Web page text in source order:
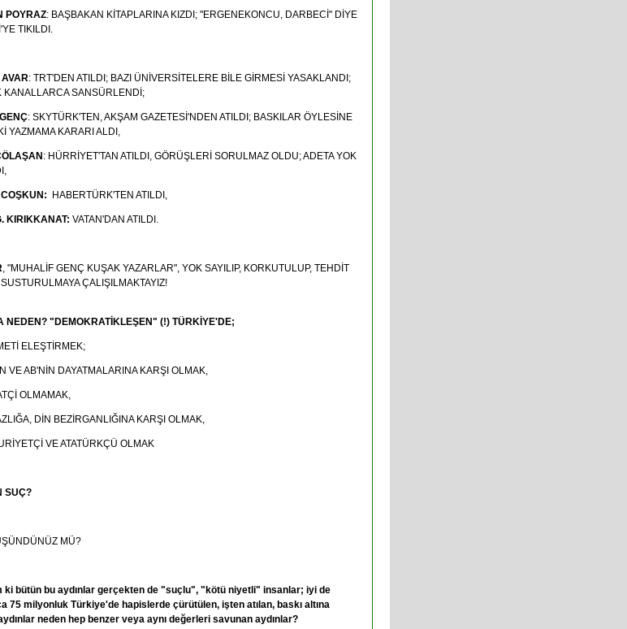
POYRAZ: BAŞBAKAN KİTAPLARINA KIZDI; "ERGENEKONCU, DARBECİ" DİYE
TIKILDI.
: TRT'DEN ATILDI; BAZI ÜNİVERSİTELERE BİLE GİRMESİ YASAKLANDI;
KANALLARCA SANSÜRLENDİ;
: SKYTÜRK'TEN, AKŞAM GAZETESİ'NDEN ATILDI; BASKILAR ÖYLESİNE
YAZMAMA KARARI ALDI,
: HÜRRİYET'TAN ATILDI, GÖRÜŞLERİ SORULMAZ OLDU; ADETA YOK
HABERTÜRK'TEN ATILDI,
KIRIKKANAT: VATAN'DAN ATILDI.
, "MUHALİF GENÇ KUŞAK YAZARLAR", YOK SAYILIP, KORKUTULUP, TEHDİT
ÇALIŞILMAKTAYIZ!
NEDEN? "DEMOKRATİKLEŞEN" (!) TÜRKİYE'DE;
ELEŞTİRMEK;
VE AB'NİN DAYATMALARINA KARŞI OLMAK,
OLMAMAK,
DİN BEZİRGANLIĞINA KARŞI OLMAK,
VE ATATÜRKÇÜ OLMAK
SUÇ?
MÜ?
ki bütün bu aydınlar gerçekten de "suçlu", "kötü niyetli" insanlar; iyi de
75 milyonluk Türkiye'de hapislerde çürütülen, işten atılan, baskı altına
neden hep benzer veya aynı değerleri savunan aydınlar?